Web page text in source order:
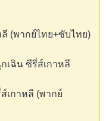
ลี (พากย์ไทย+ซับไทย)
เฉิน ซีรี่ส์เกาหลี
เกาหลี (พากย์